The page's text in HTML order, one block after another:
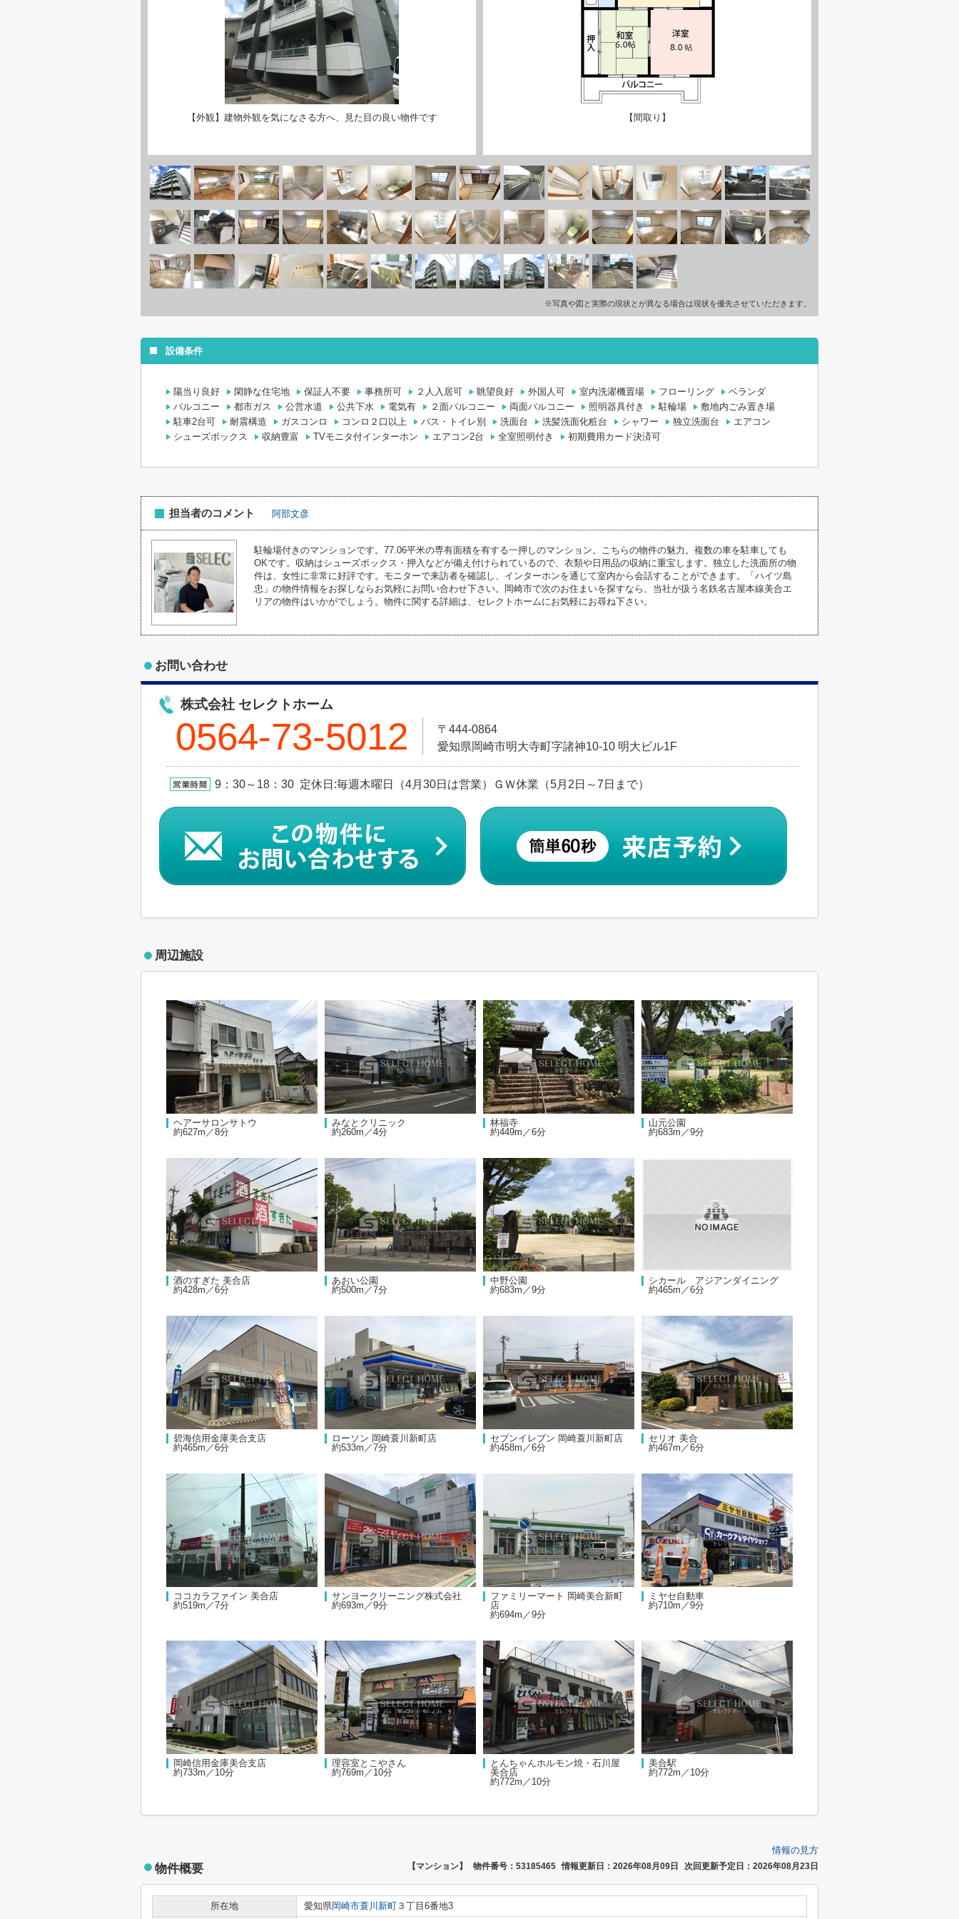
【外観】建物外観を気になさる方へ、見た目の良い物件です 【間取り】
※写真や図と実際の現状とが異なる場合は現状を優先させていただきます。
設備条件
陽当り良好 閑静な住宅地 保証人不要 事務所可 ２人入居可 眺望良好 外国人可 室内洗濯機置場 フローリング
ベランダ
バルコニー
都市ガス 公営水道 公共下水 電気有 ２面バルコニー 両面バルコニー 照明器具付き 駐輪場
敷地内ごみ置き場
駐車2台可
耐震構造 ガスコンロ コンロ２口以上 バス・トイレ別 洗面台 洗髪洗面化粧台 シャワー 独立洗面台
エアコン
シューズボックス
収納豊富 TVモニタ付インターホン エアコン2台 全室照明付き 初期費用カード決済可
担当者のコメント 阿部文彦
駐輪場付きのマンションです。77.06平米の専有面積を有する一押しのマンション。こちらの物件の魅力。複数の車を駐車しても
OKです。収納はシューズボックス・押入などが備え付けられているので、衣類や日用品の収納に重宝します。独立した洗面所の物
件は、女性に非常に好評です。モニターで来訪者を確認し、インターホンを通じて室内から会話することができます。「ハイツ島
忠」の物件情報をお探しならお気軽にお問い合わせ下さい。岡崎市で次のお住まいを探すなら、当社が扱う名鉄名古屋本線美合エ
リアの物件はいかがでしょう。物件に関する詳細は、セレクトホームにお気軽にお尋ね下さい。
お問い合わせ
株式会社 セレクトホーム
0564-73-5012
〒444-0864
愛知県岡崎市明大寺町字諸神10-10 明大ビル1F
9：30～18：30 定休日:毎週木曜日（4月30日は営業）ＧＷ休業（5月2日～7日まで）
周辺施設
ヘアーサロンサトウ
約627m／8分
みなとクリニック
約260m／4分
林福寺
約449m／6分
山元公園
約683m／9分
酒のすぎた 美合店
約428m／6分
あおい公園
約500m／7分
中野公園
約683m／9分
シカール アジアンダイニング
約465m／6分
碧海信用金庫美合支店
約465m／6分
ローソン 岡崎蓑川新町店
約533m／7分
セブンイレブン 岡崎蓑川新町店
約458m／6分
セリオ 美合
約467m／6分
ココカラファイン 美合店
約519m／7分
サンヨークリーニング株式会社
約693m／9分
ファミリーマート 岡崎美合新町
店
約694m／9分
ミヤセ自動車
約710m／9分
岡崎信用金庫美合支店
約733m／10分
理容室とこやさん
約769m／10分
とんちゃんホルモン焼・石川屋
美合店
約772m／10分
美合駅
約772m／10分
情報の見方
物件概要 【マンション】 物件番号：53185465 情報更新日：2026年08月09日 次回更新予定日：2026年08月23日
所在地 愛知県岡崎市蓑川新町 ３丁目6番地3